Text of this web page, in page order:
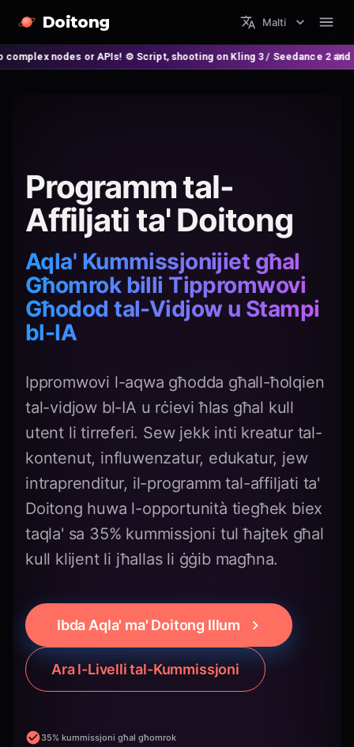
Doitong Malti
APIs! ⚙️ Script, shooting on Kling 3 / Seedance 2 and auto-editing in
Programm tal-
Affiljati ta' Doitong
Aqla' Kummissjonijiet għal
Għomrok billi Tippromwovi
Għodod tal-Vidjow u Stampi
bl-IA
Ippromwovi l-aqwa għodda għall-ħolqien
tal-vidjow bl-IA u rċievi ħlas għal kull
utent li tirreferi. Sew jekk inti kreatur tal-
kontenut, influwenzatur, edukatur, jew
intraprenditur, il-programm tal-affiljati ta'
Doitong huwa l-opportunità tiegħek biex
taqla' sa 35% kummissjoni tul ħajtek għal
kull klijent li jħallas li ġġib magħna.
Ibda Aqla' ma' Doitong Illum
Ara l-Livelli tal-Kummissjoni
35% kummissjoni għal għomrok